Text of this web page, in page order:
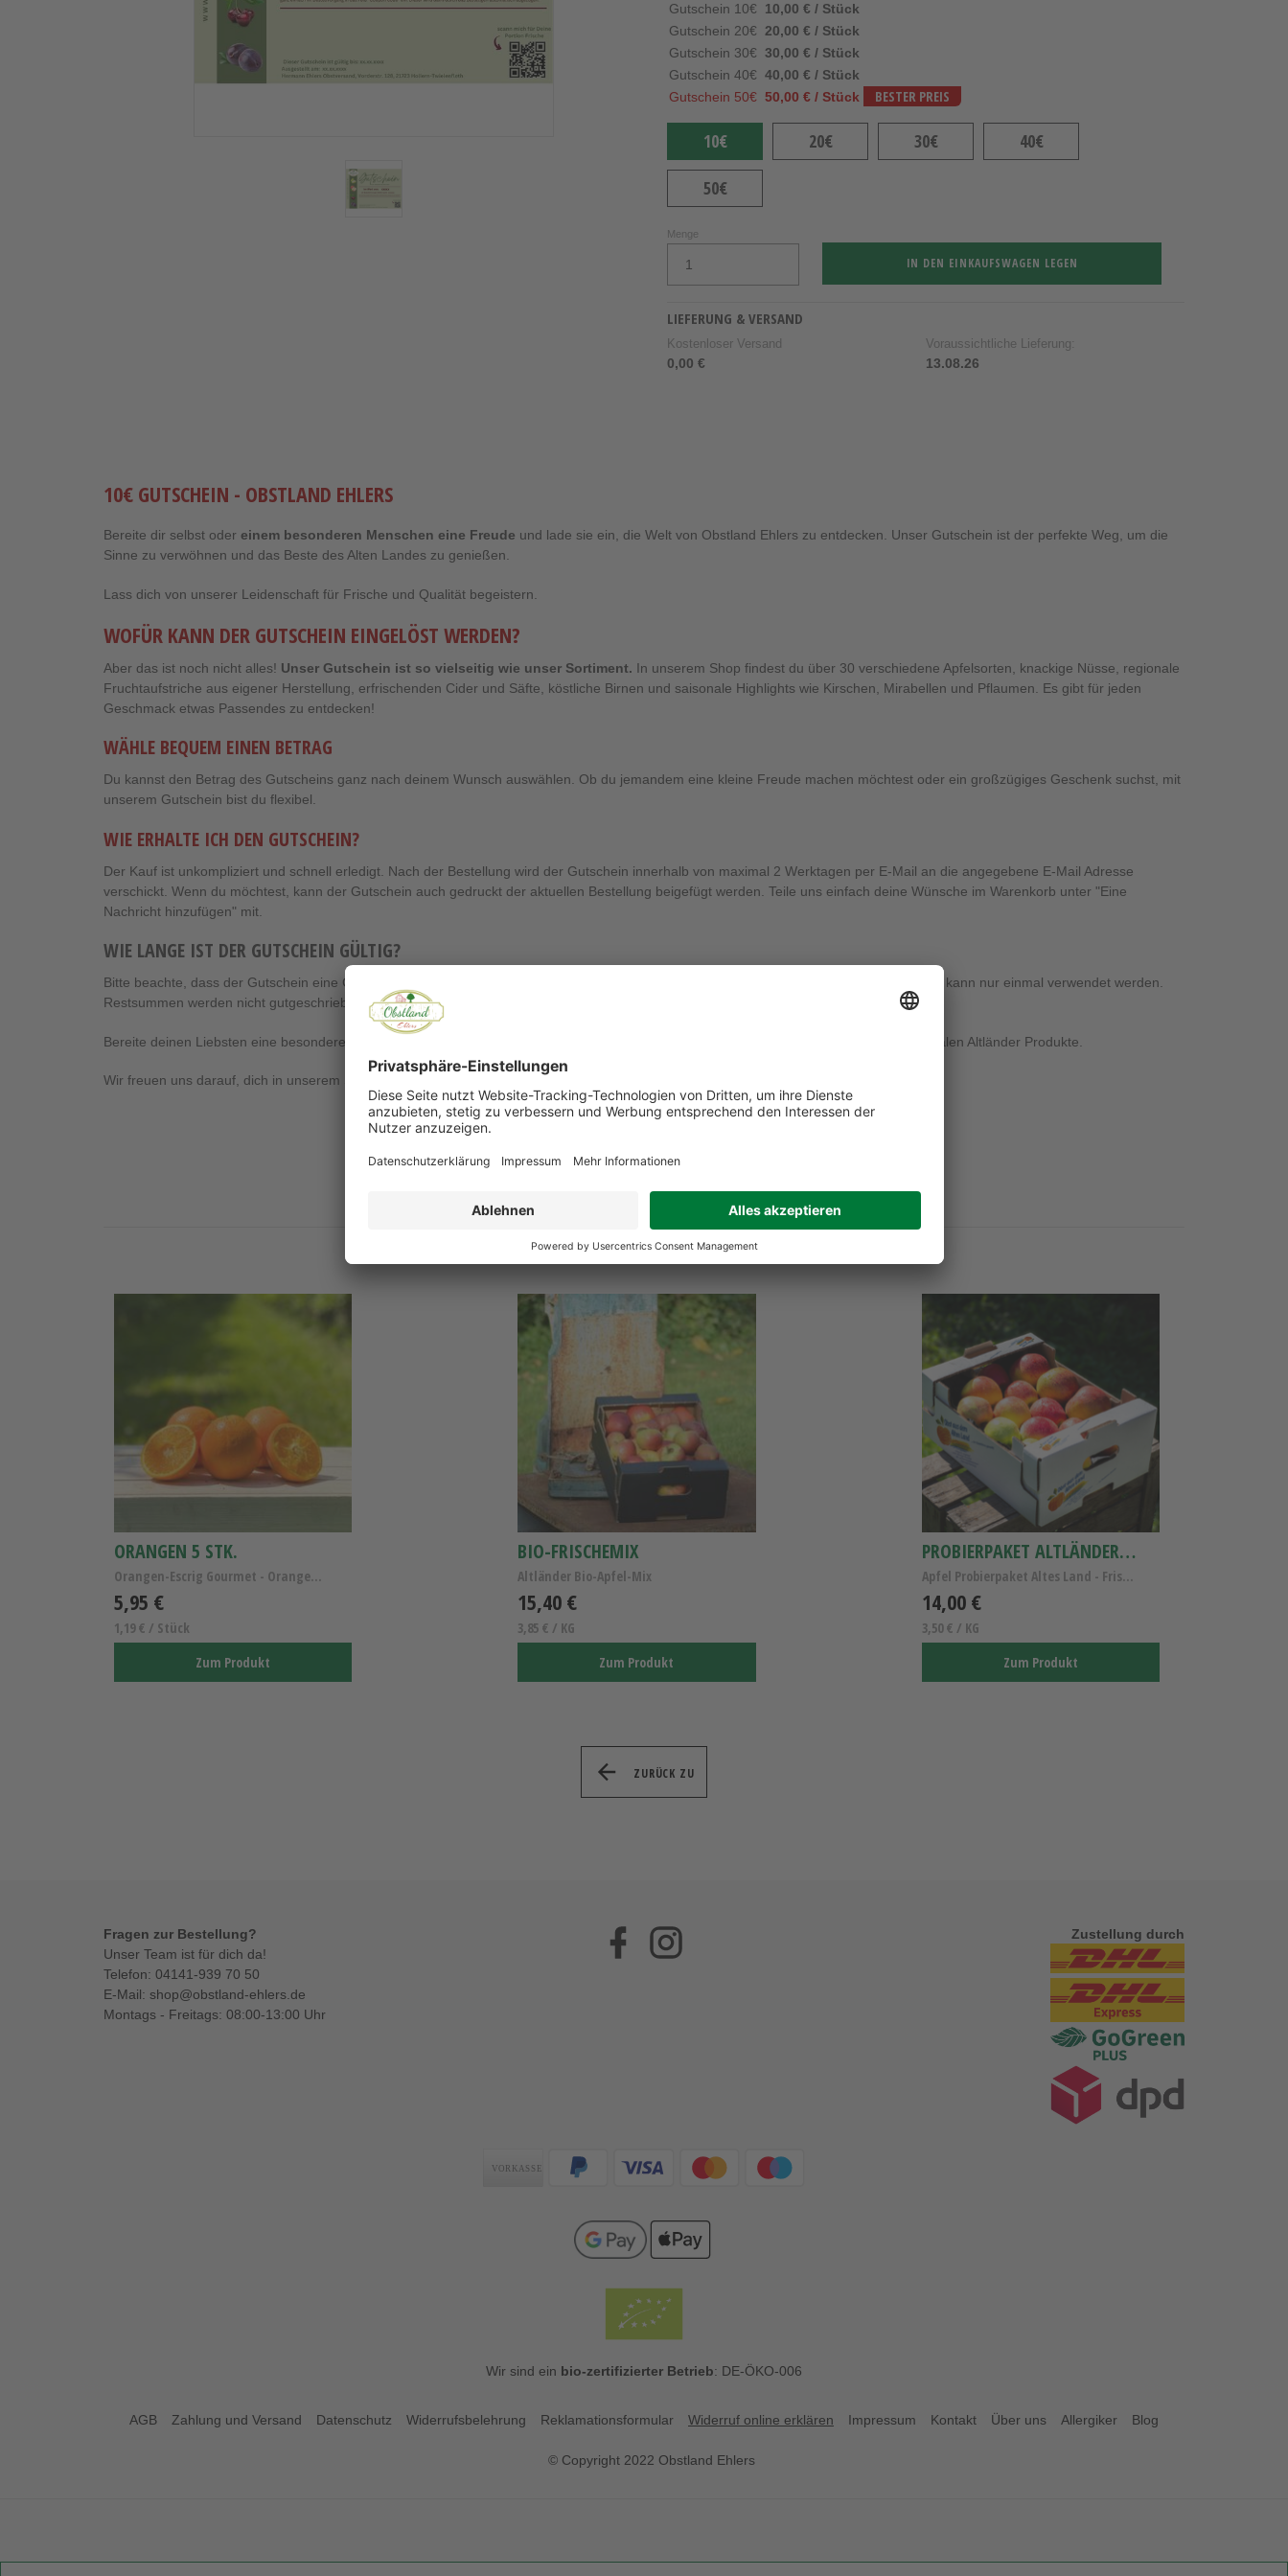
Gutschein 10€ 10,00 € / Stück
Gutschein 20€ 20,00 € / Stück
Gutschein 30€ 30,00 € / Stück
Gutschein 40€ 40,00 € / Stück
Gutschein 50€ 50,00 € / Stück BESTER PREIS
10€ 20€ 30€ 40€
50€
Menge
IN DEN EINKAUFSWAGEN LEGEN
LIEFERUNG & VERSAND
Kostenloser Versand
0,00 €
Voraussichtliche Lieferung:
13.08.26
10€ GUTSCHEIN - OBSTLAND EHLERS
Bereite dir selbst oder einem besonderen Menschen eine Freude und lade sie ein, die Welt von Obstland Ehlers zu entdecken. Unser Gutschein ist der perfekte Weg, um die
Sinne zu verwöhnen und das Beste des Alten Landes zu genießen.
Lass dich von unserer Leidenschaft für Frische und Qualität begeistern.
WOFÜR KANN DER GUTSCHEIN EINGELÖST WERDEN?
Aber das ist noch nicht alles! Unser Gutschein ist so vielseitig wie unser Sortiment. In unserem Shop findest du über 30 verschiedene Apfelsorten, knackige Nüsse, regionale
Fruchtaufstriche aus eigener Herstellung, erfrischenden Cider und Säfte, köstliche Birnen und saisonale Highlights wie Kirschen, Mirabellen und Pflaumen. Es gibt für jeden
Geschmack etwas Passendes zu entdecken!
WÄHLE BEQUEM EINEN BETRAG
Du kannst den Betrag des Gutscheins ganz nach deinem Wunsch auswählen. Ob du jemandem eine kleine Freude machen möchtest oder ein großzügiges Geschenk suchst, mit
unserem Gutschein bist du flexibel.
WIE ERHALTE ICH DEN GUTSCHEIN?
Der Kauf ist unkompliziert und schnell erledigt. Nach der Bestellung wird der Gutschein innerhalb von maximal 2 Werktagen per E-Mail an die angegebene E-Mail Adresse
verschickt. Wenn du möchtest, kann der Gutschein auch gedruckt der aktuellen Bestellung beigefügt werden. Teile uns einfach deine Wünsche im Warenkorb unter "Eine
Nachricht hinzufügen" mit.
WIE LANGE IST DER GUTSCHEIN GÜLTIG?
Bitte beachte, dass der Gutschein eine Gültigkeit von 12 Monaten hat und nicht gegen Bargeld eingelöst werden kann. Der Gutscheincode kann nur einmal verwendet werden.
Restsummen werden nicht gutgeschrieben und verfallen.
Bereite deinen Liebsten eine besondere Freude mit dem Obstland Ehlers Geschenkgutschein und tauche ein in die Vielfalt unserer regionalen Altländer Produkte.
Wir freuen uns darauf, dich in unserem Shop begrüßen zu dürfen!
EMPFOHLENE PRODUKTE
ORANGEN 5 STK.
Orangen-Escrig Gourmet - Orangen Extraklasse 5Stk.
5,95 €
1,19 € / Stück
Zum Produkt
BIO-FRISCHEMIX
Altländer Bio-Apfel-Mix
15,40 €
3,85 € / KG
Zum Produkt
PROBIERPAKET ALTLÄNDER ÄPFEL
Apfel Probierpaket Altes Land - Frische Altländer ...
14,00 €
3,50 € / KG
Zum Produkt
ZURÜCK ZU
Fragen zur Bestellung?
Unser Team ist für dich da!
Telefon: 04141-939 70 50
E-Mail: shop@obstland-ehlers.de
Montags - Freitags: 08:00-13:00 Uhr
Facebook Zustellung durch
Zahlungsarten
Wir sind ein bio-zertifizierter Betrieb: DE-ÖKO-006
AGB Zahlung und Versand Datenschutz Widerrufsbelehrung Reklamationsformular Widerruf online erklären Impressum Kontakt Über uns Allergiker Blog
© Copyright 2022 Obstland Ehlers